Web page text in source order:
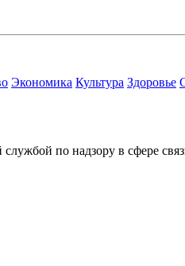
Экономика Культура Здоровье
по надзору в сфере